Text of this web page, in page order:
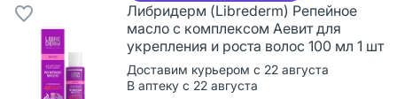
Либридерм (Librederm) Репейное
масло с комплексом Аевит для
укрепления и роста волос 100 мл 1 шт
Доставим курьером с 22 августа
В аптеку с 22 августа